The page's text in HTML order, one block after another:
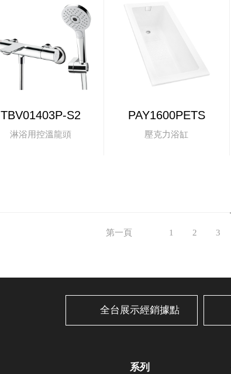
TBV01403P-S2
淋浴用控溫龍頭
PAY1600PETS
壓克力浴缸
第一頁 1 2 3
全台展示經銷據點
系列